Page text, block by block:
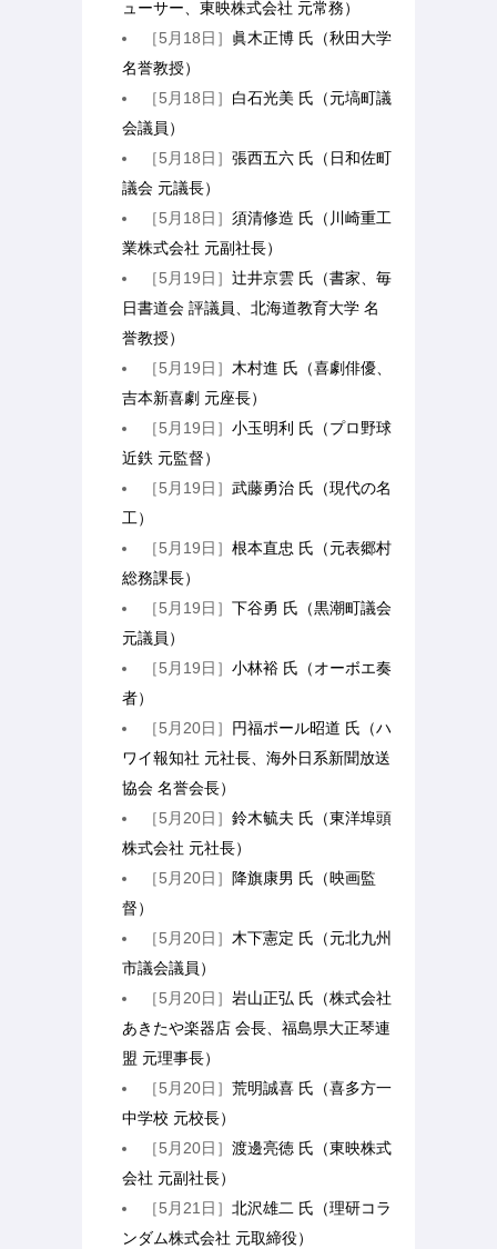
ューサー、東映株式会社 元常務）
［5月18日］ 眞木正博 氏（秋田大学
名誉教授）
［5月18日］ 白石光美 氏（元塙町議
会議員）
［5月18日］張西五六 氏（日和佐町
議会 元議長）
［5月18日］須清修造 氏（川崎重工
業株式会社 元副社長）
［5月19日］辻井京雲 氏（書家、毎
日書道会 評議員、北海道教育大学 名
誉教授）
［5月19日］ 木村進 氏（喜劇俳優、
吉本新喜劇 元座長）
［5月19日］小玉明利 氏（プロ野球
近鉄 元監督）
［5月19日］武藤勇治 氏（現代の名
工）
［5月19日］根本直忠 氏（元表郷村
総務課長）
［5月19日］下谷勇 氏（黒潮町議会
元議員）
［5月19日］小林裕 氏（オーボエ奏
者）
［5月20日］ 円福ポール昭道 氏（ハ
ワイ報知社 元社長、海外日系新聞放送
協会 名誉会長）
［5月20日］鈴木毓夫 氏（東洋埠頭
株式会社 元社長）
［5月20日］
降旗康男 氏（映画監
督）
［5月20日］ 木下憲定 氏（元北九州
市議会議員）
［5月20日］岩山正弘 氏（株式会社
あきたや楽器店 会長、福島県大正琴連
盟 元理事長）
［5月20日］荒明誠喜 氏（喜多方一
中学校 元校長）
［5月20日］渡邊亮徳 氏（東映株式
会社 元副社長）
［5月21日］北沢雄二 氏（理研コラ
ンダム株式会社 元取締役）